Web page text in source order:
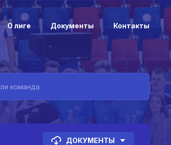
О лиге Документы Контакты
ДОКУМЕНТЫ